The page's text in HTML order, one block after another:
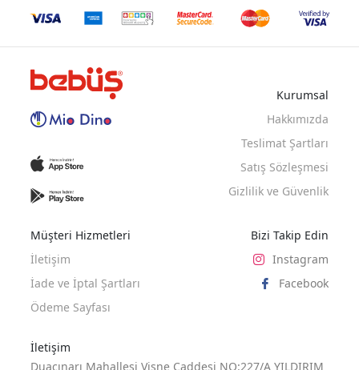
Kurumsal
Hakkımızda
Teslimat Şartları
Satış Sözleşmesi
Gizlilik ve Güvenlik
Müşteri Hizmetleri
İletişim
İade ve İptal Şartları
Ödeme Sayfası
Bizi Takip Edin
Instagram
Facebook
İletişim
Duaçınarı Mahallesi Vişne Caddesi NO:227/A YILDIRIM